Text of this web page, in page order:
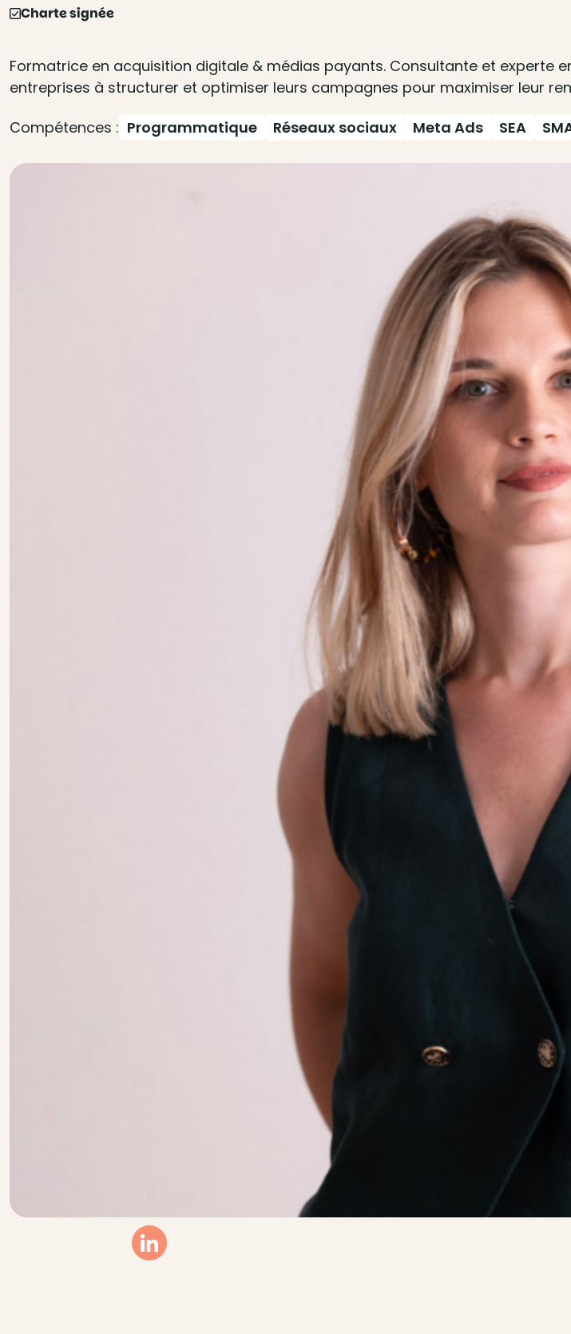
Charte signée
Formatrice en acquisition digitale & médias payants. Consultante et experte
entreprises à structurer et optimiser leurs campagnes pour maximiser leur
Compétences : Programmatique Réseaux sociaux Meta Ads SEA
Linkedin